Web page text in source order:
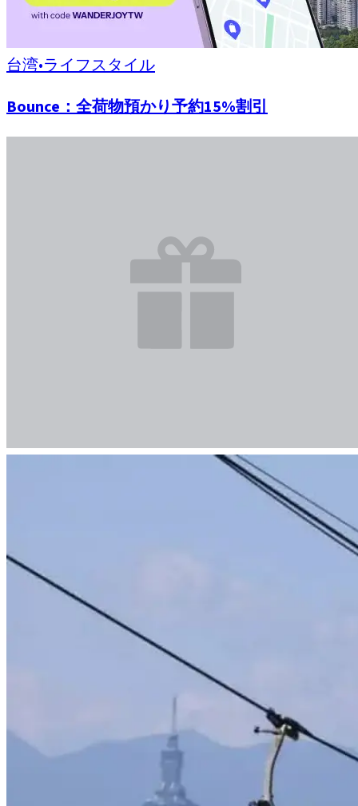
台湾•ライフスタイル
Bounce：全荷物預かり予約15%割引